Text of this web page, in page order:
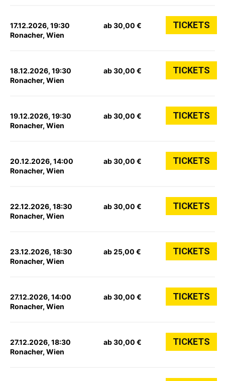
17.12.2026, 19:30
Ronacher, Wien
ab 30,00 € TICKETS
18.12.2026, 19:30
Ronacher, Wien
ab 30,00 € TICKETS
19.12.2026, 19:30
Ronacher, Wien
ab 30,00 € TICKETS
20.12.2026, 14:00
Ronacher, Wien
ab 30,00 € TICKETS
22.12.2026, 18:30
Ronacher, Wien
ab 30,00 € TICKETS
23.12.2026, 18:30
Ronacher, Wien
ab 25,00 € TICKETS
27.12.2026, 14:00
Ronacher, Wien
ab 30,00 € TICKETS
27.12.2026, 18:30
Ronacher, Wien
ab 30,00 € TICKETS